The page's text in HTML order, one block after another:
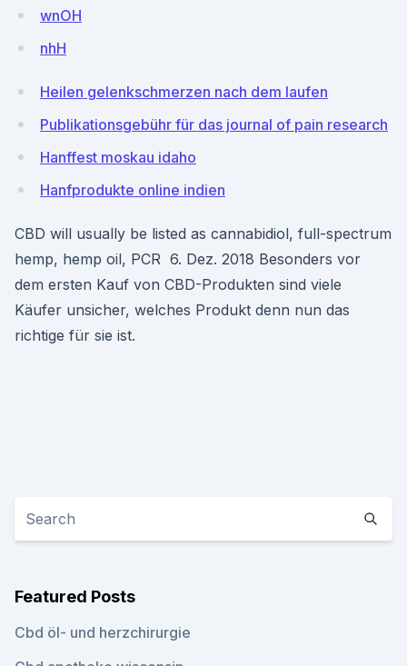
wnOH
nhH
Heilen gelenkschmerzen nach dem laufen
Publikationsgebühr für das journal of pain research
Hanffest moskau idaho
Hanfprodukte online indien
CBD will usually be listed as cannabidiol, full-spectrum
hemp, hemp oil, PCR 6. Dez. 2018 Besonders vor
dem ersten Kauf von CBD-Produkten sind viele
Käufer unsicher, welches Produkt denn nun das
richtige für sie ist.
Featured Posts
Cbd öl- und herzchirurgie